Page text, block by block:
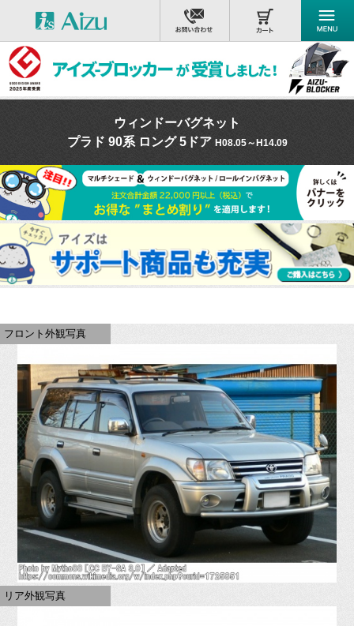
ウィンドーバグネット
プラド 90系 ロング 5ドア H08.05～H14.09
フロント外観写真
リア外観写真